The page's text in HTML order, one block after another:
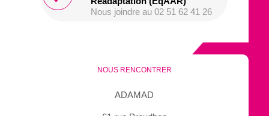
Nous joindre au 02 51 62 41 26
NOUS RENCONTRER
ADAMAD